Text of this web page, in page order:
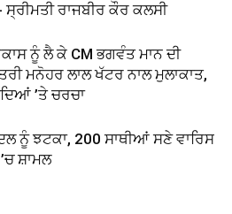
ਸ੍ਰੀਮਤੀ ਰਾਜਬੀਰ ਕੌਰ ਕਲਸੀ
ਨੂੰ ਲੈ ਕੇ CM ਭਗਵੰਤ ਮਾਨ ਦੀ
ਮਨੋਹਰ ਲਾਲ ਖੱਟਰ ਨਾਲ ਮੁਲਾਕਾਤ,
’ਤੇ ਚਰਚਾ
ਨੂੰ ਝਟਕਾ, 200 ਸਾਥੀਆਂ ਸਣੇ ਵਾਰਿਸ
ਸ਼ਾਮਲ